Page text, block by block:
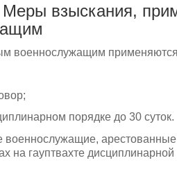
Меры взыскания,
военнослужащим
порядке до 30 суток.
на гауптвахте дисциплинарной